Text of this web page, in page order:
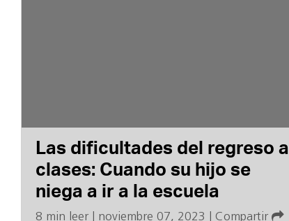
Las dificultades del regreso a
clases: Cuando su hijo se
niega a ir a la escuela
8 min leer noviembre 07, 2023 Compartir